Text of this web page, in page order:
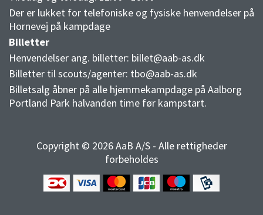
Der er lukket for telefoniske og fysiske henvendelser på
Hornevej på kampdage
Billetter
Henvendelser ang. billetter: billet@aab-as.dk
Billetter til scouts/agenter: tbo@aab-as.dk
Billetsalg åbner på alle hjemmekampdage på Aalborg
Portland Park halvanden time før kampstart.
Copyright © 2026 AaB A/S - Alle rettigheder
forbeholdes